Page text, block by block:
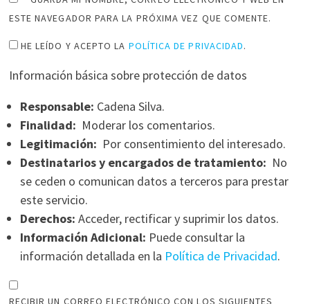
ESTE NAVEGADOR PARA LA PRÓXIMA VEZ QUE COMENTE.
HE LEÍDO Y ACEPTO LA POLÍTICA DE PRIVACIDAD.
Información básica sobre protección de datos
Responsable: Cadena Silva.
Finalidad: Moderar los comentarios.
Legitimación: Por consentimiento del interesado.
Destinatarios y encargados de tratamiento: No
se ceden o comunican datos a terceros para prestar
este servicio.
Derechos: Acceder, rectificar y suprimir los datos.
Información Adicional: Puede consultar la
información detallada en la Política de Privacidad.
RECIBIR UN CORREO ELECTRÓNICO CON LOS SIGUIENTES